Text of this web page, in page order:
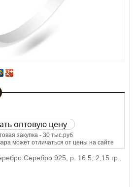
оптовую цену
закупка - 30 тыс.руб
может отличаться от цены на сайте
Серебро 925, р. 16.5, 2,15 гр.,